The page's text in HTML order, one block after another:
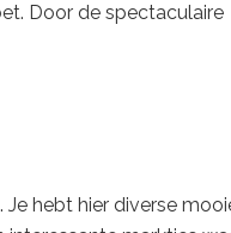
Door de spectaculaire
hebt hier diverse